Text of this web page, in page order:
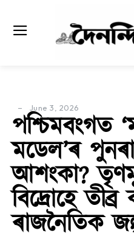
June 3, 2026
পশ্চিমবংগত
মডেল’ৰ
আশংকা?
বিদ্ৰোহে
ৰাজনৈতিক